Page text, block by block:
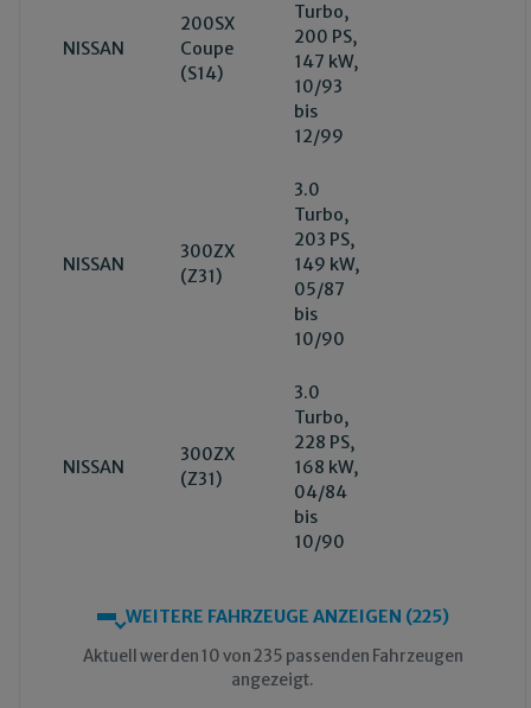
NISSAN
200SX
Coupe
(S14)
Turbo,
200 PS,
147 kW,
10/93
bis
12/99
NISSAN
300ZX
(Z31)
3.0
Turbo,
203 PS,
149 kW,
05/87
bis
10/90
NISSAN
300ZX
(Z31)
3.0
Turbo,
228 PS,
168 kW,
04/84
bis
10/90
WEITERE FAHRZEUGE ANZEIGEN (225)
Aktuell werden 10 von 235 passenden Fahrzeugen
angezeigt.